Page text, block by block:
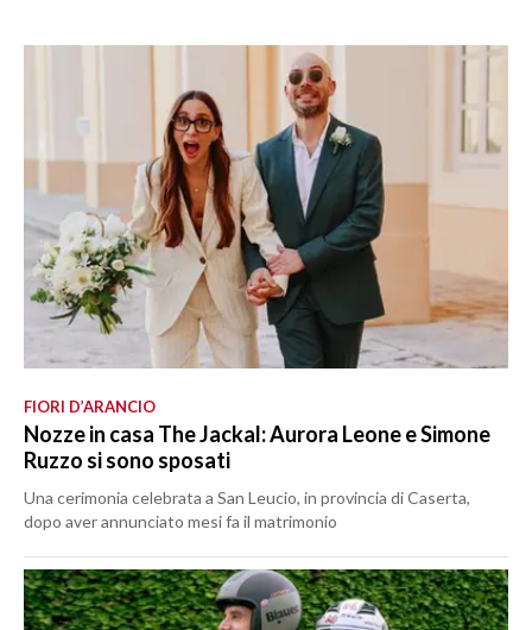
FIORI D’ARANCIO
Nozze in casa The Jackal: Aurora Leone e Simone
Ruzzo si sono sposati
Una cerimonia celebrata a San Leucio, in provincia di Caserta,
dopo aver annunciato mesi fa il matrimonio